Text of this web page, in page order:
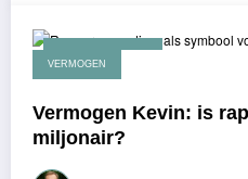
VERMOGEN
Vermogen Kevin: is
miljonair?